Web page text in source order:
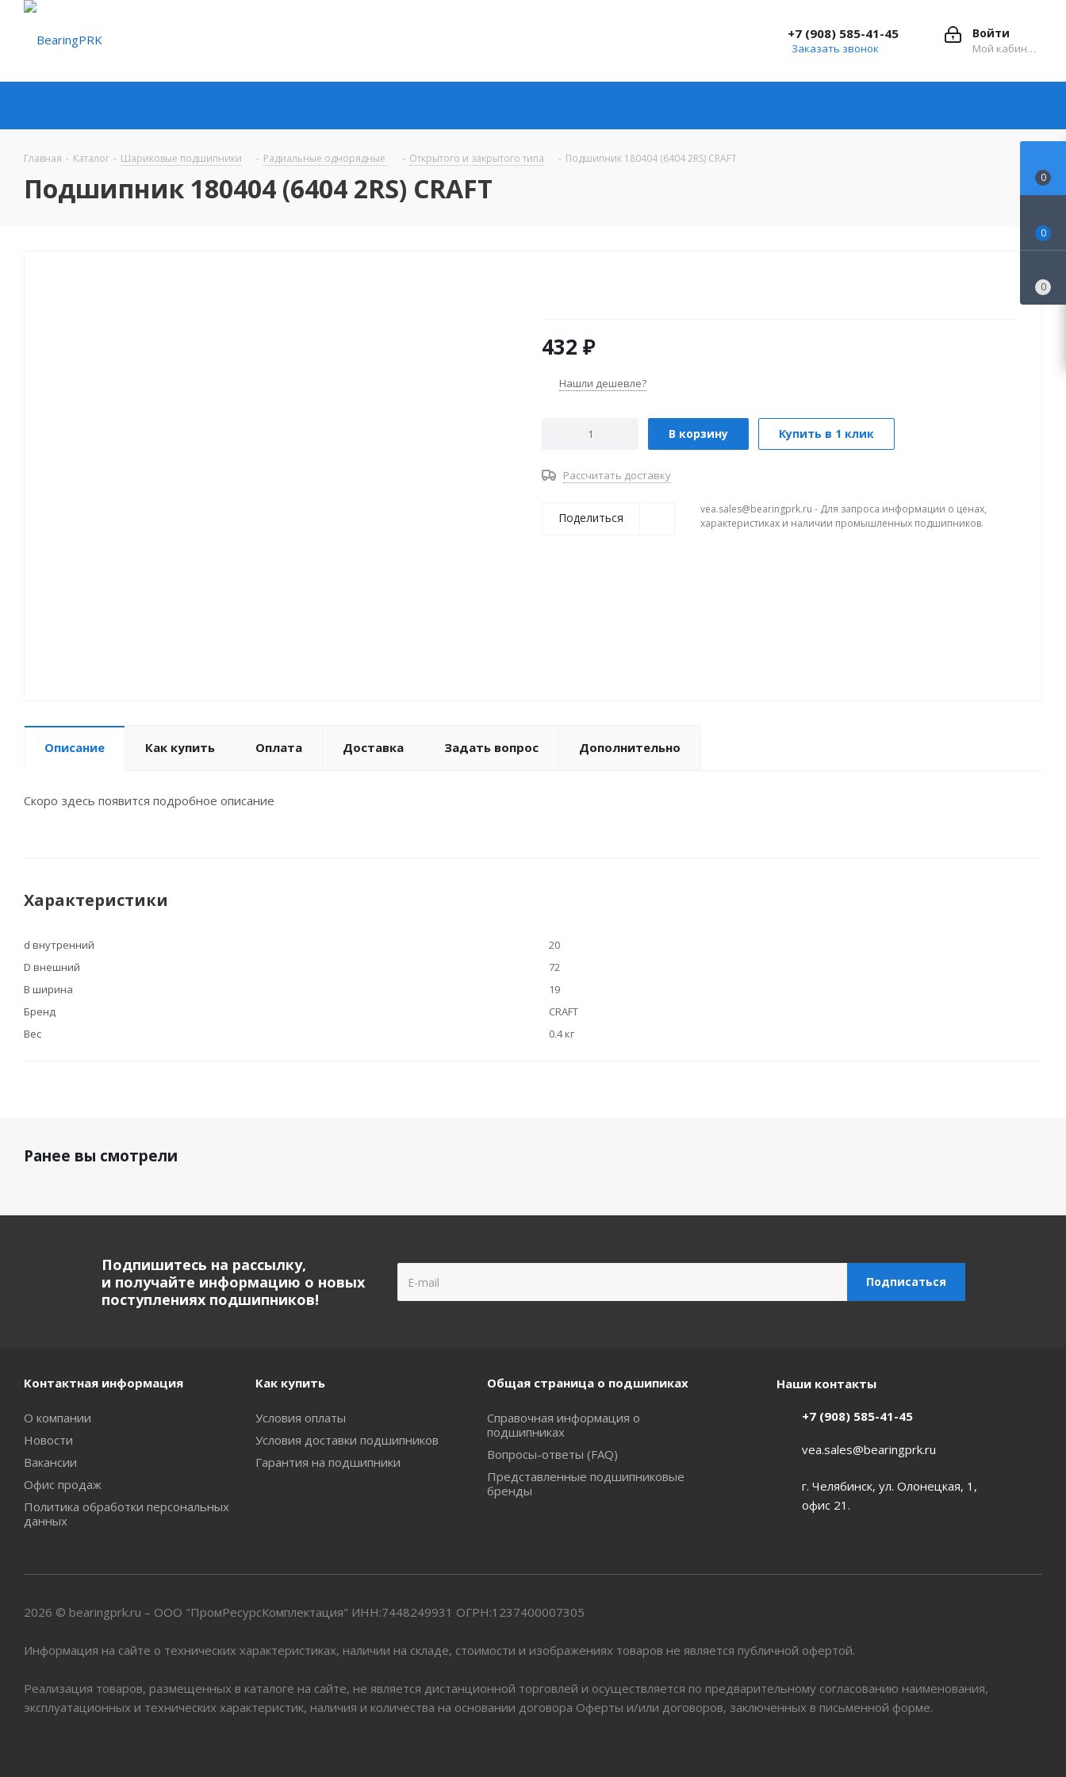
Войти
Мой кабинет
+7 (908) 585-41-45
Заказать звонок
Главная - Каталог - Шариковые подшипники - Радиальные однорядные - Открытого и закрытого типа - Подшипник 180404 (6404 2RS) CRAFT
Подшипник 180404 (6404 2RS) CRAFT
432 ₽
Нашли дешевле?
В корзину Купить в 1 клик
Рассчитать доставку
Поделиться
vea.sales@bearingprk.ru - Для запроса информации о ценах,
характеристиках и наличии промышленных подшипников.
Описание Как купить Оплата Доставка Задать вопрос Дополнительно
Скоро здесь появится подробное описание
Характеристики
d внутренний
20
D внешний
72
B ширина
19
Бренд
CRAFT
Вес
0.4 кг
Ранее вы смотрели
Подпишитесь на рассылку,
и получайте информацию о новых
поступлениях подшипников!
Контактная информация
О компании
Новости
Вакансии
Офис продаж
Политика обработки персональных
данных
Как купить
Условия оплаты
Условия доставки подшипников
Гарантия на подшипники
Общая страница о подшипиках
Справочная информация о
подшипниках
Вопросы-ответы (FAQ)
Представленные подшипниковые
бренды
Наши контакты
+7 (908) 585-41-45
vea.sales@bearingprk.ru
г. Челябинск, ул. Олонецкая, 1,
офис 21.
2026 © bearingprk.ru – ООО "ПромРесурсКомплектация" ИНН:7448249931 ОГРН:1237400007305
Информация на сайте о технических характеристиках, наличии на складе, стоимости и изображениях товаров не является публичной офертой.
Реализация товаров, размещенных в каталоге на сайте, не является дистанционной торговлей и осуществляется по предварительному согласованию наименования,
эксплуатационных и технических характеристик, наличия и количества на основании договора Оферты и/или договоров, заключенных в письменной форме.
0
0
0